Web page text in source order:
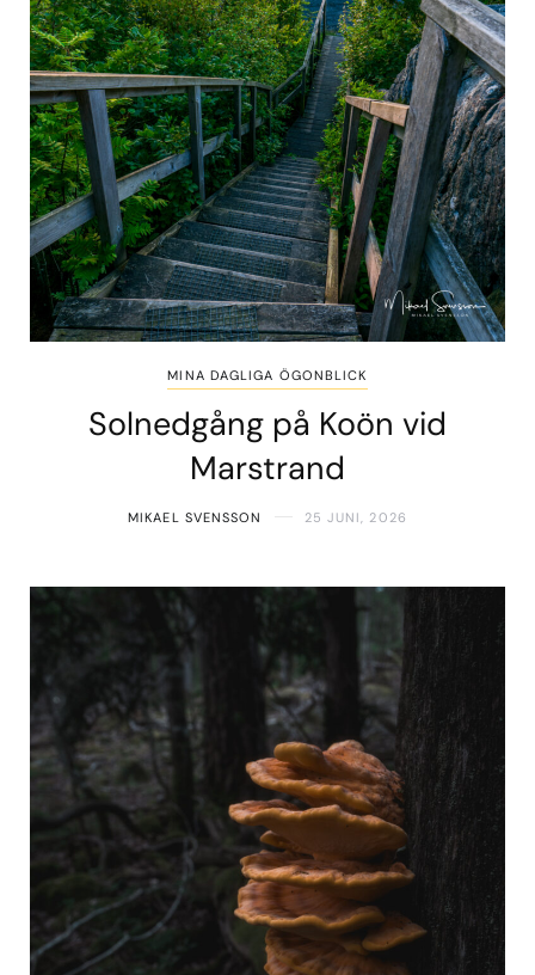
MINA DAGLIGA ÖGONBLICK
Solnedgång på Koön vid
Marstrand
MIKAEL SVENSSON 25 JUNI, 2026